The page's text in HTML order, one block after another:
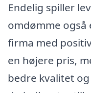
Endelig spiller
omdømme også
firma med
en højere pris,
bedre kvalitet